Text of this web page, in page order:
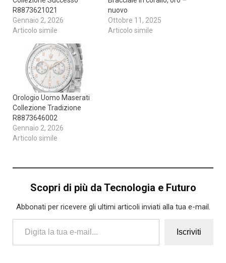
R8873621021
Gennaio 2, 2026
Articolo simile
nuovo
Ottobre 11, 2025
Articolo simile
Orologio Uomo Maserati
Collezione Tradizione
R8873646002
Gennaio 2, 2026
Articolo simile
Scopri di più da Tecnologia e Futuro
Abbonati per ricevere gli ultimi articoli inviati alla tua e-mail.
Digita la tua e-mail...
Iscriviti